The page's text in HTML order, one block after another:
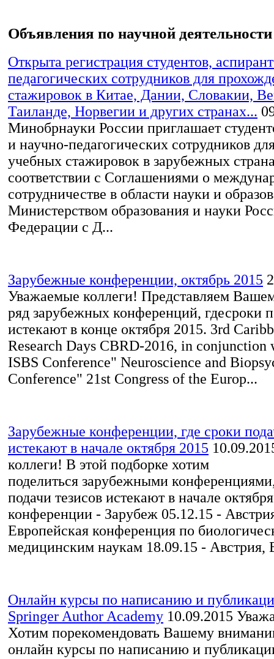
Объявления по научной деятельности
Открыта регистрация студентов,
педагогических сотрудников для
стажировок в Китае, Дании, Словакии,
Таиланде, Норвегии и других странах...
Минобрнауки России приглашает
и научно-педагогических сотрудников
учебных стажировок в зарубежных
соответствии с Соглашениями о
сотрудничестве в области науки и
Министерством образования и науки
Федерации с Д...
Зарубежные конференции, октябрь 2015
Уважаемые коллеги! Представляем
ряд зарубежных конференций, гдесроки
истекают в конце октября 2015. 3rd
Research Days CBRD-2016, in conjunction
ISBS Conference" Neuroscience and
Conference" 21st Congress of the Europ...
Зарубежные конференции, где сроки
истекают в начале октября 2015
коллеги! В этой подборке хотим
поделиться зарубежными
подачи тезисов истекают в начале
конференции - Зарубеж 05.12.15 -
Европейская конференция по
медицинским наукам 18.09.15 - Австрия,
Онлайн курсы по написанию и
Springer Author Academy 10.09.2015
Хотим порекомендовать Вашему
онлайн курсы по написанию и